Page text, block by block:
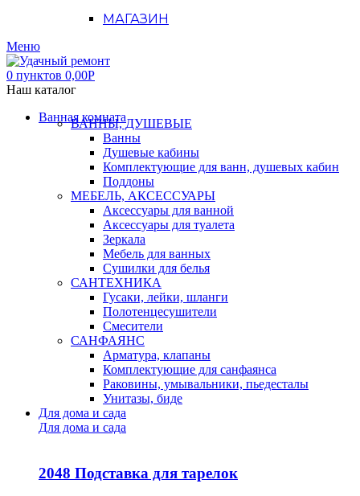
МАГАЗИН
Меню
0 пунктов 0,00Р
Наш каталог
Ванная комната
ВАННЫ, ДУШЕВЫЕ
Ванны
Душевые кабины
Комплектующие для ванн, душевых кабин
Поддоны
МЕБЕЛЬ, АКСЕССУАРЫ
Аксессуары для ванной
Аксессуары для туалета
Зеркала
Мебель для ванных
Сушилки для белья
САНТЕХНИКА
Гусаки, лейки, шланги
Полотенцесушители
Смесители
САНФАЯНС
Арматура, клапаны
Комплектующие для санфаянса
Раковины, умывальники, пьедесталы
Унитазы, биде
Для дома и сада
Для дома и сада
2048 Подставка для тарелок